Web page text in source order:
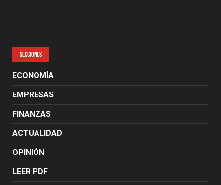
SECCIONES
ECONOMÍA
EMPRESAS
FINANZAS
ACTUALIDAD
OPINIÓN
LEER PDF